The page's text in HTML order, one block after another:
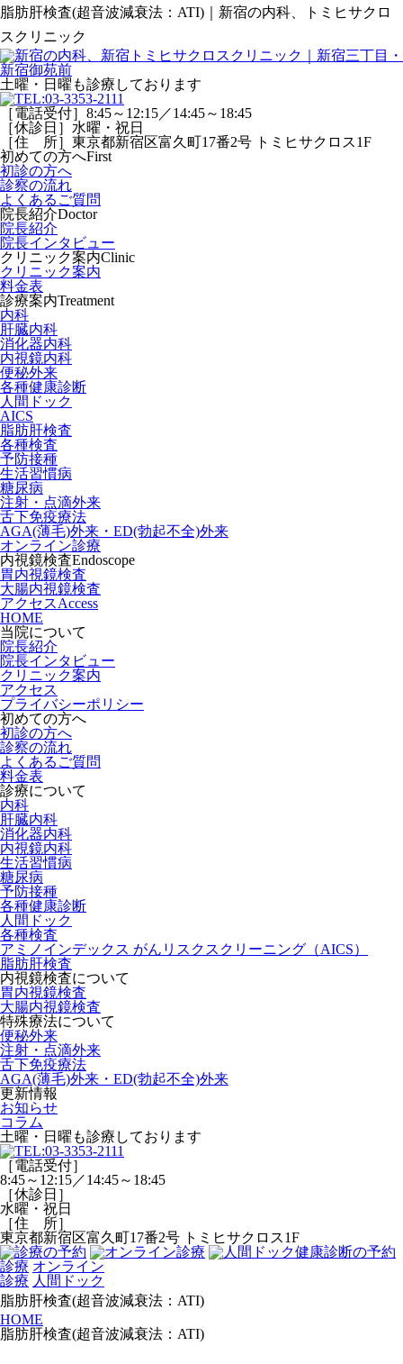
脂肪肝検査(超音波減衰法：ATI)｜新宿の内科、トミヒサクロ
スクリニック
土曜・日曜 も診療しております
［電話受付］8:45～12:15／14:45～18:45
［休診日］水曜・祝日
［住 所］東京都新宿区富久町17番2号 トミヒサクロス1F
初めての方へFirst
初診の方へ
診察の流れ
よくあるご質問
院長紹介Doctor
院長紹介
院長インタビュー
クリニック案内Clinic
クリニック案内
料金表
診療案内Treatment
内科
肝臓内科
消化器内科
内視鏡内科
便秘外来
各種健康診断
人間ドック
AICS
脂肪肝検査
各種検査
予防接種
生活習慣病
糖尿病
注射・点滴外来
舌下免疫療法
AGA(薄毛)外来・ED(勃起不全)外来
オンライン診療
内視鏡検査Endoscope
胃内視鏡検査
大腸内視鏡検査
アクセスAccess
HOME
当院について
院長紹介
院長インタビュー
クリニック案内
アクセス
プライバシーポリシー
初めての方へ
初診の方へ
診察の流れ
よくあるご質問
料金表
診療について
内科
肝臓内科
消化器内科
内視鏡内科
生活習慣病
糖尿病
予防接種
各種健康診断
人間ドック
各種検査
アミノインデックス がんリスクスクリーニング（AICS）
脂肪肝検査
内視鏡検査について
胃内視鏡検査
大腸内視鏡検査
特殊療法について
便秘外来
注射・点滴外来
舌下免疫療法
AGA(薄毛)外来・ED(勃起不全)外来
更新情報
お知らせ
コラム
土曜・日曜 も診療しております
［電話受付］
8:45～12:15／14:45～18:45
［休診日］
水曜・祝日
［住 所］
東京都新宿区富久町17番2号 トミヒサクロス1F
診療 オンライン
診療 人間ドック
脂肪肝検査(超音波減衰法：ATI)
HOME
脂肪肝検査(超音波減衰法：ATI)